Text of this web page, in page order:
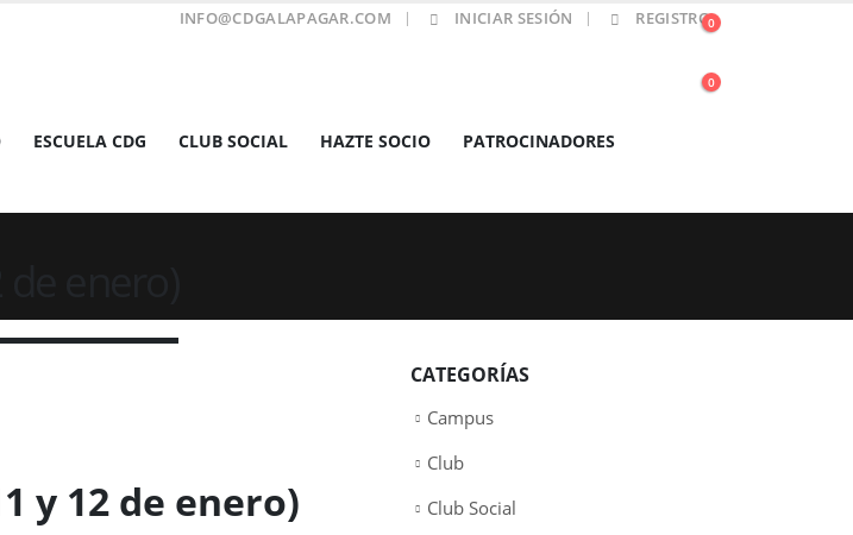
INFO@CDGALAPAGAR.COM INICIAR SESIÓN REGISTRO0
0
ESCUELA CDG CLUB SOCIAL HAZTE SOCIO PATROCINADORES
y 12 de enero)
CATEGORÍAS
Campus
Club
Club Social